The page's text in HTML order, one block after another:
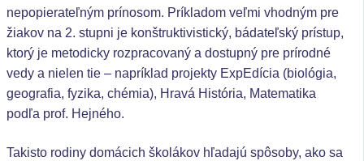
nepopierateľným prínosom. Príkladom veľmi vhodným pre
žiakov na 2. stupni je konštruktivistický, bádateľský prístup,
ktorý je metodicky rozpracovaný a dostupný pre prírodné
vedy a nielen tie – napríklad projekty ExpEdícia (biológia,
geografia, fyzika, chémia), Hravá História, Matematika
podľa prof. Hejného.
Takisto rodiny domácich školákov hľadajú spôsoby, ako sa